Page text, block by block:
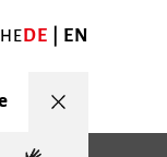
DE EN